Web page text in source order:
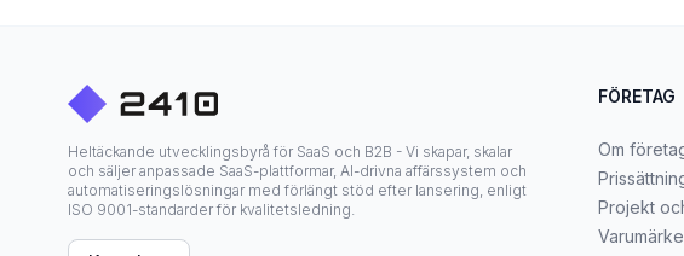
Heltäckande utvecklingsbyrå för SaaS och B2B - Vi skapar, skalar
och säljer anpassade SaaS-plattformar, AI-drivna affärssystem och
automatiseringslösningar med förlängt stöd efter lansering, enligt
ISO 9001-standarder för kvalitetsledning.
FÖRETAG
Om
Projekt
Varumärke